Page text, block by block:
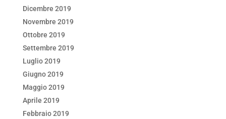
Dicembre 2019
Novembre 2019
Ottobre 2019
Settembre 2019
Luglio 2019
Giugno 2019
Maggio 2019
Aprile 2019
Febbraio 2019